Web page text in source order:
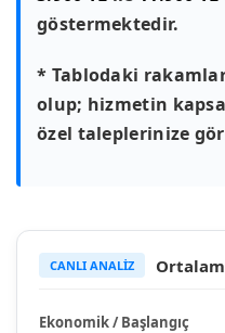
göstermektedir.
* Tablodaki
olup; hizmetin
özel taleplerinize
CANLI ANALİZ
Ekonomik / Başlangıç